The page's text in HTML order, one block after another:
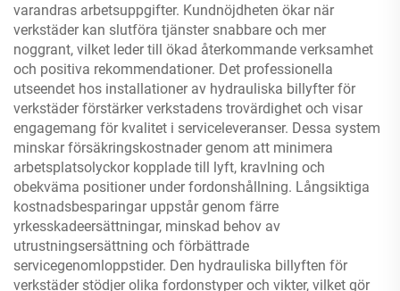
varandras arbetsuppgifter. Kundnöjdheten ökar när
verkstäder kan slutföra tjänster snabbare och mer
noggrant, vilket leder till ökad återkommande verksamhet
och positiva rekommendationer. Det professionella
utseendet hos installationer av hydrauliska billyfter för
verkstäder förstärker verkstadens trovärdighet och visar
engagemang för kvalitet i serviceleveranser. Dessa system
minskar försäkringskostnader genom att minimera
arbetsplatsolyckor kopplade till lyft, kravlning och
obekväma positioner under fordonshållning. Långsiktiga
kostnadsbesparingar uppstår genom färre
yrkesskadeersättningar, minskad behov av
utrustningsersättning och förbättrade
servicegenomloppstider. Den hydrauliska billyften för
verkstäder stödjer olika fordonstyper och vikter, vilket gör